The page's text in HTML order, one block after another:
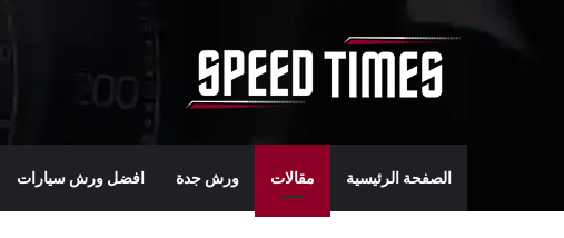
الصفحة الرئيسية مقالات ورش جدة افضل ورش سيارات